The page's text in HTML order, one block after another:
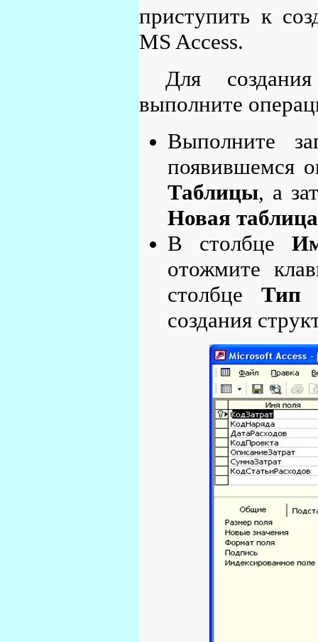
приступить к
MS Access.
Для
выполните
Выполните
появившемся
Таблицы, а
Новая таблица
В столбце
отожмите
столбце Тип
создания